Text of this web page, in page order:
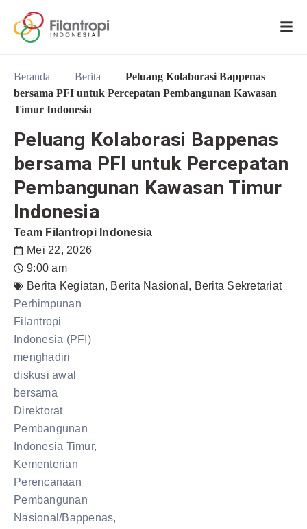
Beranda – Berita –
Peluang Kolaborasi Bappenas
bersama PFI untuk Percepatan Pembangunan Kawasan
Timur Indonesia
Peluang Kolaborasi Bappenas
bersama PFI untuk Percepatan
Pembangunan Kawasan Timur
Indonesia
Team Filantropi Indonesia
Mei 22, 2026
9:00 am
Berita Kegiatan, Berita Nasional , Berita Sekretariat
Perhimpunan
Filantropi
Indonesia (PFI)
menghadiri
diskusi awal
bersama
Direktorat
Pembangunan
Indonesia Timur,
Kementerian
Perencanaan
Pembangunan
Nasional/Bappenas,